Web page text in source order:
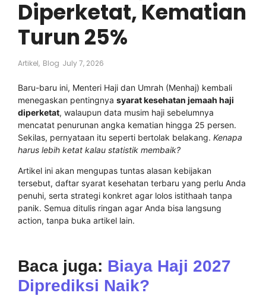
Diperketat, Kematian
Turun 25%
Artikel, Blog July 7, 2026
Baru-baru ini, Menteri Haji dan Umrah (Menhaj) kembali
menegaskan pentingnya syarat kesehatan jemaah haji
diperketat, walaupun data musim haji sebelumnya
mencatat penurunan angka kematian hingga 25 persen.
Sekilas, pernyataan itu seperti bertolak belakang. Kenapa
harus lebih ketat kalau statistik membaik?
Artikel ini akan mengupas tuntas alasan kebijakan
tersebut, daftar syarat kesehatan terbaru yang perlu Anda
penuhi, serta strategi konkret agar lolos istithaah tanpa
panik. Semua ditulis ringan agar Anda bisa langsung
action, tanpa buka artikel lain.
Baca juga: Biaya Haji 2027
Diprediksi Naik?